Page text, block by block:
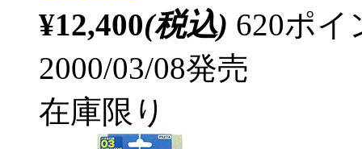
¥12,400(税込) 620ポ
2000/03/08発売
在庫限り